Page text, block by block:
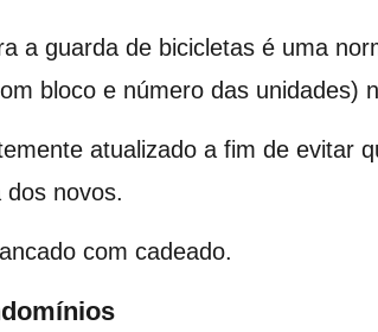
a guarda de bicicletas é uma
bloco e número das unidades)
atualizado a fim de evitar
novos.
com cadeado.